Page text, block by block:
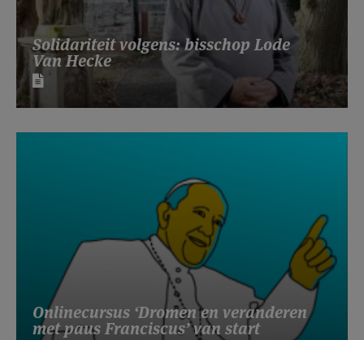
Solidariteit volgens: bisschop Lode
Van Hecke
Onlinecursus ‘Dromen en veranderen
met paus Franciscus’ van start